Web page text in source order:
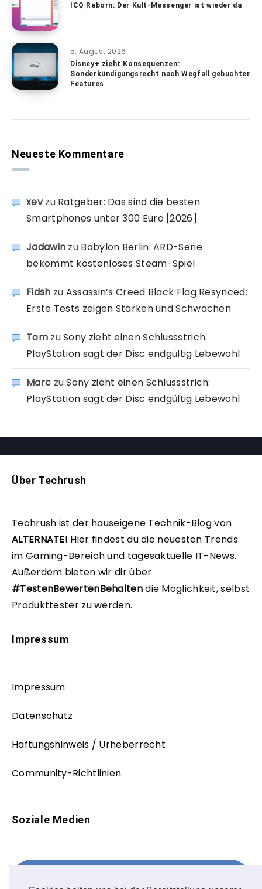
ICQ Reborn: Der Kult-Messenger ist wieder da
5. August 2026
Disney+ zieht Konsequenzen:
Sonderkündigungsrecht nach Wegfall gebuchter
Features
Neueste Kommentare
xevzu Ratgeber: Das sind die besten
Smartphones unter 300 Euro [2026]
Jadawin zu Babylon Berlin: ARD-Serie
bekommt kostenloses Steam-Spiel
Fidsh zu Assassin’s Creed Black Flag Resynced:
Erste Tests zeigen Stärken und Schwächen
TomzuSony zieht einen Schlussstrich:
PlayStation sagt der Disc endgültig Lebewohl
Marc zuSony zieht einen Schlussstrich:
PlayStation sagt der Disc endgültig Lebewohl
Über Techrush
Techrush ist der hauseigene Technik-Blog von
ALTERNATE! Hier findest du die neuesten Trends
im Gaming-Bereich und tagesaktuelle IT-News.
Außerdem bieten wir dir über
#TestenBewertenBehaltendie Möglichkeit, selbst
Produkttester zu werden.
Impressum
Impressum
Datenschutz
Haftungshinweis / Urheberrecht
Community-Richtlinien
Soziale Medien
FOLLOW ME!